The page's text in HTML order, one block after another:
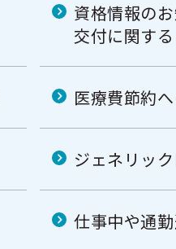
資格情報の
交付に関す
医療費節約
ジェネリッ
仕事中や通